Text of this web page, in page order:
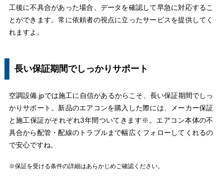
工後に不具合があった場合、データを確認して早急に対応するこ
とができます。常に依頼者の視点に立ったサービスを提供してく
れますよ。
長い保証期間でしっかりサポート
空調設備.jpでは施工に自信があるからこそ、長い保証期間でしっ
かりサポート。新品のエアコンを購入した際には、メーカー保証
と施工保証がそれぞれ3年間ついてきます※。エアコン本体の不
具合から配管・配線のトラブルまで幅広くフォローしてくれるの
で安心ですね。
※保証を受ける条件の詳細はあらかじめご確認ください。